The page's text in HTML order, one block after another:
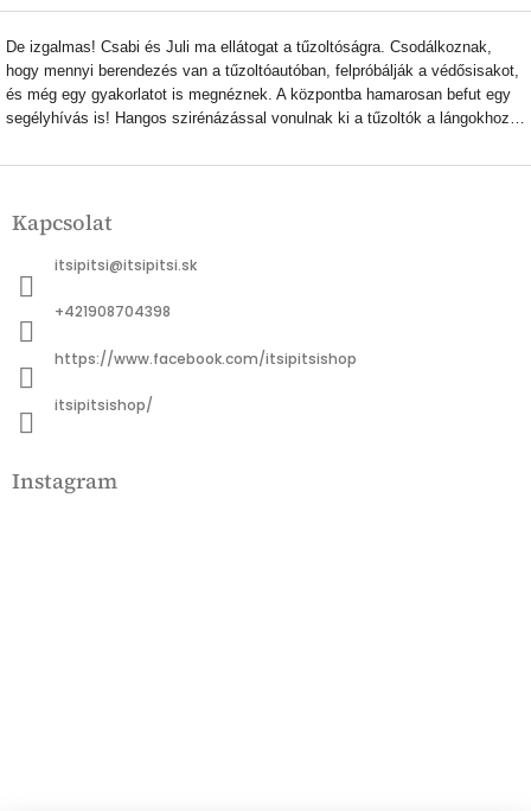
De izgalmas! Csabi és Juli ma ellátogat a tűzoltóságra. Csodálkoznak,
hogy mennyi berendezés van a tűzoltóautóban, felpróbálják a védősisakot,
és még egy gyakorlatot is megnéznek. A központba hamarosan befut egy
segélyhívás is! Hangos szirénázással vonulnak ki a tűzoltók a lángokhoz…
L
bKapcsolat
itsipitsi@itsipitsi.sk
+421908704398
https://www.facebook.com/itsipitsishop
itsipitsishop/
Instagram